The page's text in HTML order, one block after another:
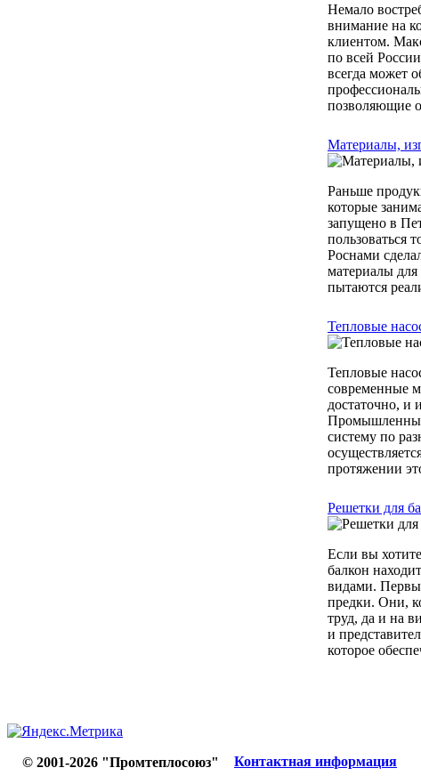
Немало
внимание на
клиентом.
по всей
всегда может
позволяющие
Материалы,
Раньше
которые
запущено в
пользоваться
Роснами
материалы
пытаются
Тепловые
Тепловые
современные
достаточно, и
Промышленные
систему по
протяжении
Решетки для
Если вы
балкон
видами.
предки. Они,
труд, да и на
и
которое
© 2001-2026 "Промтеплосоюз" Контактная информация